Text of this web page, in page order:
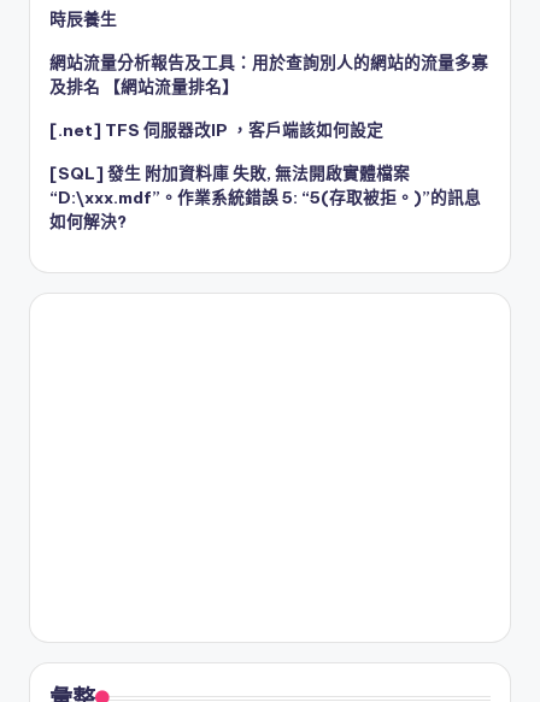
時辰養生
網站流量分析報告及工具：用於查詢別人的網站的流量多寡
及排名 【網站流量排名】
[.net] TFS 伺服器改IP ，客戶端該如何設定
[SQL] 發生 附加資料庫 失敗, 無法開啟實體檔案
“D:\xxx.mdf”。作業系統錯誤 5: “5(存取被拒。)”的訊息
如何解決?